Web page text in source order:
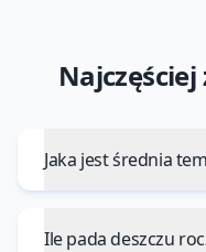
Jaka jest średnia
Ile pada deszczu